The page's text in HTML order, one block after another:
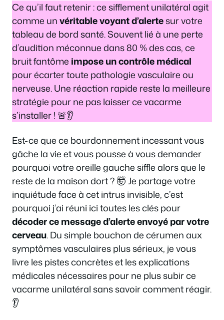
Ce qu’il faut retenir : ce sifflement unilatéral agit
comme unvéritable voyant d’alertesur votre
tableau de bord santé. Souvent lié à une perte
d’audition méconnue dans 80 % des cas, ce
bruit fantôme impose un contrôle médical
pour écarter toute pathologie vasculaire ou
nerveuse. Une réaction rapide reste la meilleure
stratégie pour ne pas laisser ce vacarme
s’installer ! 🚨👂
Est-ce que ce bourdonnement incessant vous
gâche la vie et vous pousse à vous demander
pourquoi votre oreille gauche siffle alors que le
reste de la maison dort ? 🤯 Je partage votre
inquiétude face à cet intrus invisible, c’est
pourquoi j’ai réuni ici toutes les clés pour
décoder ce message d’alerte envoyé par votre
cerveau. Du simple bouchon de cérumen aux
symptômes vasculaires plus sérieux, je vous
livre les pistes concrètes et les explications
médicales nécessaires pour ne plus subir ce
vacarme unilatéral sans savoir comment réagir.
👂